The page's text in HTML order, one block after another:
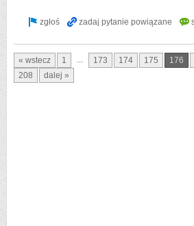
« wstecz 1 ... 173 174 175 176
208
dalej »